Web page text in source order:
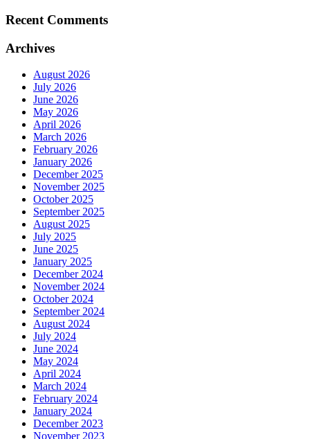
Recent Comments
Archives
August 2026
July 2026
June 2026
May 2026
April 2026
March 2026
February 2026
January 2026
December 2025
November 2025
October 2025
September 2025
August 2025
July 2025
June 2025
January 2025
December 2024
November 2024
October 2024
September 2024
August 2024
July 2024
June 2024
May 2024
April 2024
March 2024
February 2024
January 2024
December 2023
November 2023